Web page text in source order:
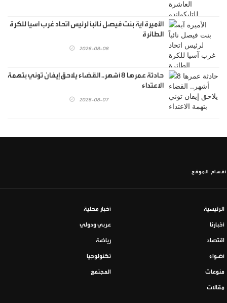
الأميرة آية بنت فيصل نائباً لرئيس اتحاد غرب آسيا للكرة
الطائرة
2026-08-08
حادثة عمرها 8 أشهر.. القضاء يلاحق إيفان توني بتهمة
الاعتداء
2026-08-07
أقسام الموقع
الرئيسية أخبار محلية
أخبارنا عربي ودولي
اقتصاد رياضة
أضواء تكنولوجيا
منوعات المجتمع
مقالات